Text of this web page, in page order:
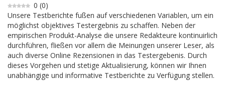
0 (0)
Unsere Testberichte fußen auf verschiedenen Variablen, um ein
möglichst objektives Testergebnis zu schaffen. Neben der
empirischen Produkt-Analyse die unsere Redakteure kontinuirlich
durchführen, fließen vor allem die Meinungen unserer Leser, als
auch diverse Online Rezensionen in das Testergebenis. Durch
dieses Vorgehen und stetige Aktualisierung, können wir Ihnen
unabhängige und informative Testberichte zu Verfügung stellen.